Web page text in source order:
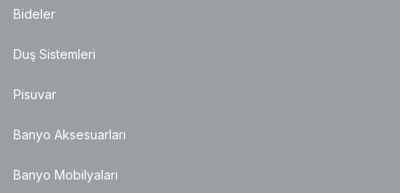
Bideler
Duş Sistemleri
Pisuvar
Banyo Aksesuarları
Banyo Mobilyaları